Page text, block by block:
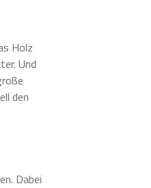
Holz
Und
den
Dabei